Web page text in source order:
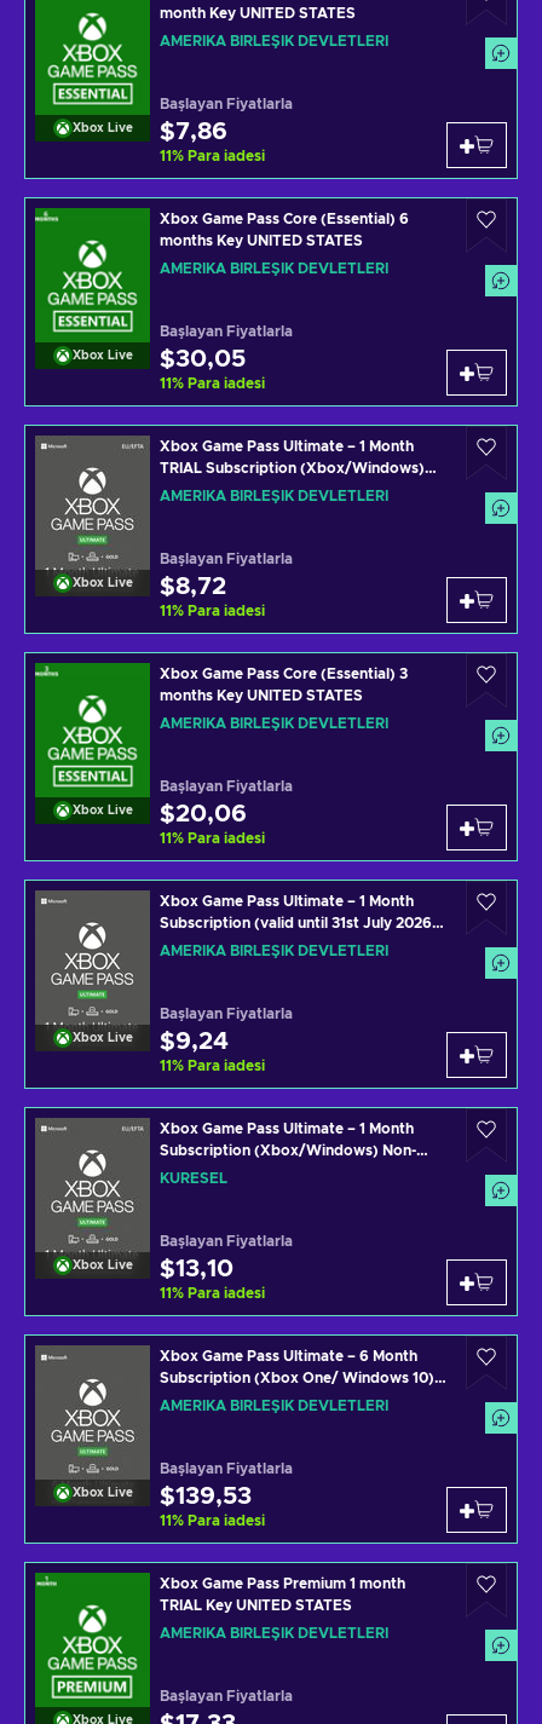
Xbox Live
month Key UNITED STATES
AMERIKA BIRLEŞIK DEVLETLERI
Başlayan Fiyatlarla
$7,86
11% Para iadesi
Xbox Live
Xbox Game Pass Core (Essential) 6
months Key UNITED STATES
AMERIKA BIRLEŞIK DEVLETLERI
Başlayan Fiyatlarla
$30,05
11% Para iadesi
Xbox Live
Xbox Game Pass Ultimate – 1 Month
TRIAL Subscription (Xbox/Windows)
Non-stackable Key UNITED STATES
AMERIKA BIRLEŞIK DEVLETLERI
Başlayan Fiyatlarla
$8,72
11% Para iadesi
Xbox Live
Xbox Game Pass Core (Essential) 3
months Key UNITED STATES
AMERIKA BIRLEŞIK DEVLETLERI
Başlayan Fiyatlarla
$20,06
11% Para iadesi
Xbox Live
Xbox Game Pass Ultimate – 1 Month
Subscription (valid until 31st July 2026)
(Xbox One/ Windows 10) non-stackable
AMERIKA BIRLEŞIK DEVLETLERI
Başlayan Fiyatlarla
$9,24
11% Para iadesi
Xbox Live
Xbox Game Pass Ultimate – 1 Month
Subscription (Xbox/Windows) Non-
stackable Key GLOBAL
KÜRESEL
Başlayan Fiyatlarla
$13,10
11% Para iadesi
Xbox Live
Xbox Game Pass Ultimate – 6 Month
Subscription (Xbox One/ Windows 10)
Xbox Live Key UNITED STATES
AMERIKA BIRLEŞIK DEVLETLERI
Başlayan Fiyatlarla
$139,53
11% Para iadesi
Xbox Live
Xbox Game Pass Premium 1 month
TRIAL Key UNITED STATES
AMERIKA BIRLEŞIK DEVLETLERI
Başlayan Fiyatlarla